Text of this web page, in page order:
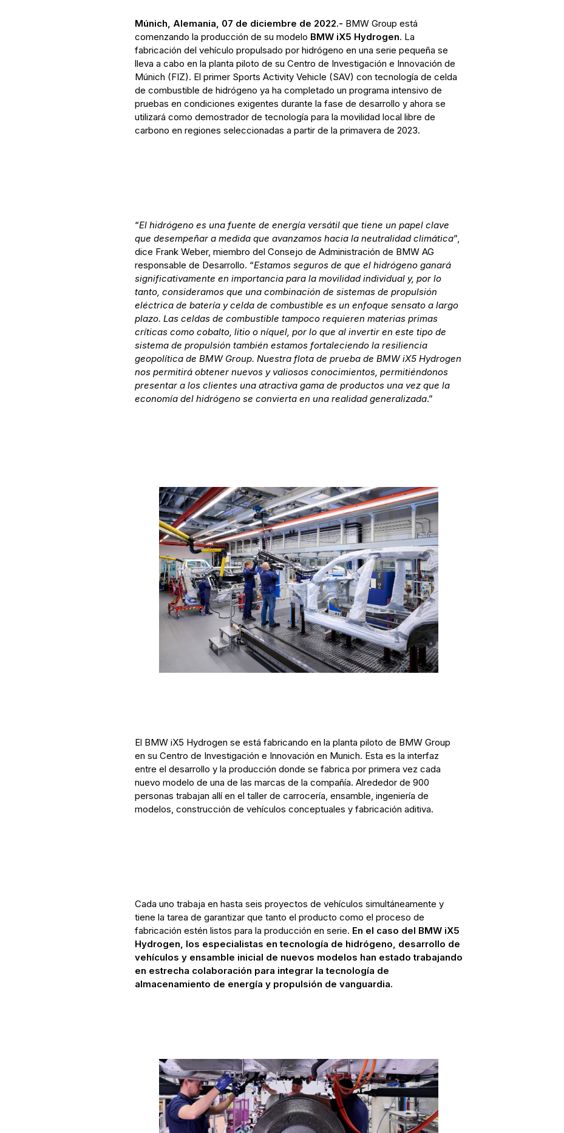
Múnich, Alemania, 07 de diciembre de 2022.- BMW Group está
comenzando la producción de su modelo BMW iX5 Hydrogen. La
fabricación del vehículo propulsado por hidrógeno en una serie pequeña se
lleva a cabo en la planta piloto de su Centro de Investigación e Innovación de
Múnich (FIZ). El primer Sports Activity Vehicle (SAV) con tecnología de celda
de combustible de hidrógeno ya ha completado un programa intensivo de
pruebas en condiciones exigentes durante la fase de desarrollo y ahora se
utilizará como demostrador de tecnología para la movilidad local libre de
carbono en regiones seleccionadas a partir de la primavera de 2023.
“El hidrógeno es una fuente de energía versátil que tiene un papel clave
que desempeñar a medida que avanzamos hacia la neutralidad climática”,
dice Frank Weber, miembro del Consejo de Administración de BMW AG
responsable de Desarrollo. “Estamos seguros de que el hidrógeno ganará
significativamente en importancia para la movilidad individual y, por lo
tanto, consideramos que una combinación de sistemas de propulsión
eléctrica de batería y celda de combustible es un enfoque sensato a largo
plazo. Las celdas de combustible tampoco requieren materias primas
críticas como cobalto, litio o níquel, por lo que al invertir en este tipo de
sistema de propulsión también estamos fortaleciendo la resiliencia
geopolítica de BMW Group. Nuestra flota de prueba de BMW iX5 Hydrogen
nos permitirá obtener nuevos y valiosos conocimientos, permitiéndonos
presentar a los clientes una atractiva gama de productos una vez que la
economía del hidrógeno se convierta en una realidad generalizada.”
El BMW iX5 Hydrogen se está fabricando en la planta piloto de BMW Group
en su Centro de Investigación e Innovación en Munich. Esta es la interfaz
entre el desarrollo y la producción donde se fabrica por primera vez cada
nuevo modelo de una de las marcas de la compañía. Alrededor de 900
personas trabajan allí en el taller de carrocería, ensamble, ingeniería de
modelos, construcción de vehículos conceptuales y fabricación aditiva.
Cada uno trabaja en hasta seis proyectos de vehículos simultáneamente y
tiene la tarea de garantizar que tanto el producto como el proceso de
fabricación estén listos para la producción en serie. En el caso del BMW iX5
Hydrogen, los especialistas en tecnología de hidrógeno, desarrollo de
vehículos y ensamble inicial de nuevos modelos han estado trabajando
en estrecha colaboración para integrar la tecnología de
almacenamiento de energía y propulsión de vanguardia.